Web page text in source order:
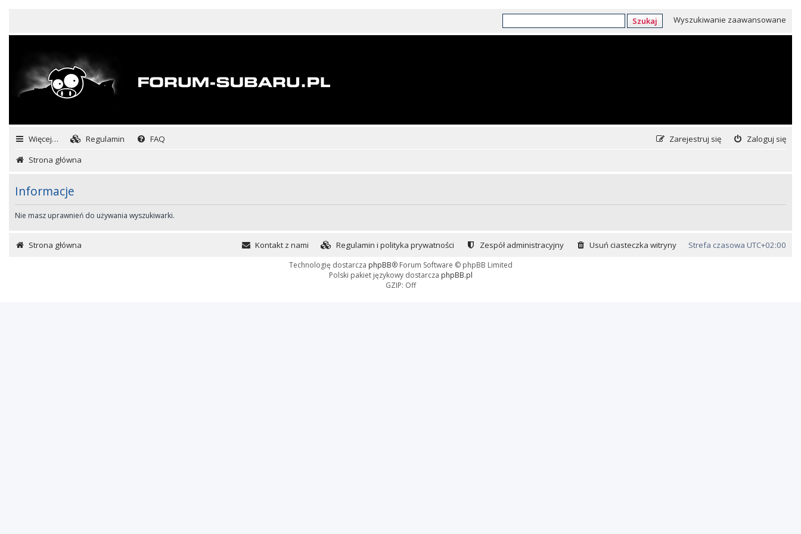
Szukaj Wyszukiwanie zaawansowane
Więcej… Regulamin FAQ Zaloguj się
Zarejestruj się
Strona główna
Informacje
Nie masz uprawnień do używania wyszukiwarki.
Strona główna Strefa czasowa UTC+02:00
Usuń ciasteczka witryny
Zespół administracyjny
Regulamin i polityka prywatności
Kontakt z nami
Technologię dostarcza phpBB® Forum Software © phpBB Limited
Polski pakiet językowy dostarcza phpBB.pl
GZIP: Off